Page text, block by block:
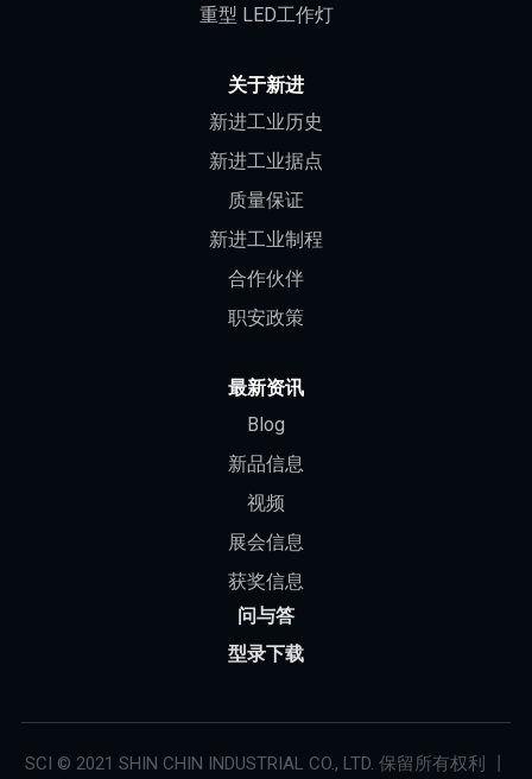
重型 LED工作灯
关于新进
新进工业历史
新进工业据点
质量保证
新进工业制程
合作伙伴
职安政策
最新资讯
Blog
新品信息
视频
展会信息
获奖信息
问与答
型录下载
SCI © 2021 SHIN CHIN INDUSTRIAL CO., LTD. 保留所有权利 丨